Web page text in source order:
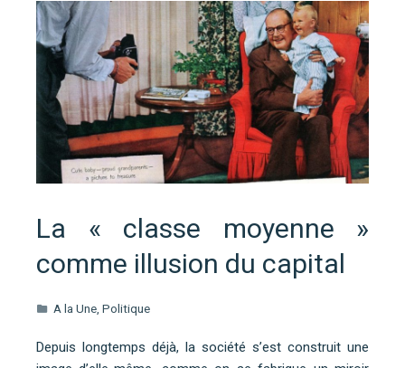
La « classe moyenne »
comme illusion du capital
A la Une Politique
Depuis longtemps déjà, la société s’est construit une